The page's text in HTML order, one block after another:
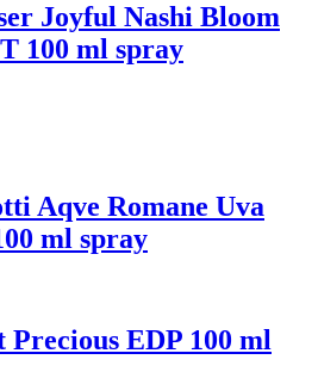
Joyful Nashi Bloom
100 ml spray
Aqve Romane Uva
ml spray
EDP 100 ml